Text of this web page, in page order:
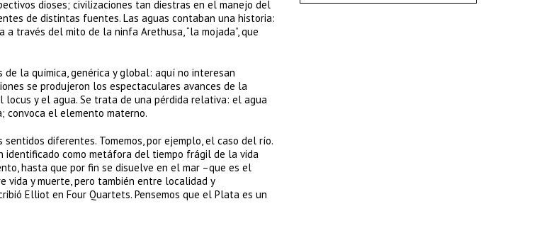
dioses; civilizaciones tan diestras en el manejo del
de distintas fuentes. Las aguas contaban una historia:
través del mito de la ninfa Arethusa, “la mojada”, que
de la química, genérica y global: aquí no interesan
se produjeron los espectaculares avances de la
y el agua. Se trata de una pérdida relativa: el agua
convoca el elemento materno.
diferentes. Tomemos, por ejemplo, el caso del río.
identificado como metáfora del tiempo frágil de la vida
hasta que por fin se disuelve en el mar –que es el
vida y muerte, pero también entre localidad y
Elliot en Four Quartets. Pensemos que el Plata es un